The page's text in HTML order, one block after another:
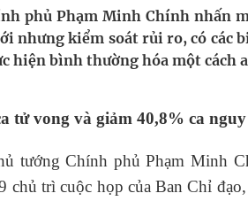
lưới cấp cứu ngoại viện toàn quốc
trở thành động lực tăng trưởng mới
trị thâm body nách, bẹn, mông cực hiệu
gia tăng: Khuyến nghị của chuyên gia
phủ Phạm Minh Chính nhấn
nhưng kiểm soát rủi ro, có các
hiện bình thường hóa một cách
tử vong và giảm 40,8% ca
tướng Chính phủ Phạm Minh
chủ trì cuộc họp của Ban Chỉ